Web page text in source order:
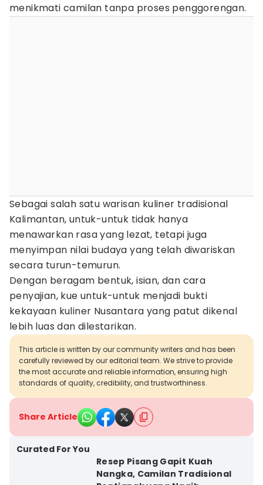
menikmati camilan tanpa proses penggorengan.
Sebagai salah satu warisan kuliner tradisional
Kalimantan, untuk-untuk tidak hanya
menawarkan rasa yang lezat, tetapi juga
menyimpan nilai budaya yang telah diwariskan
secara turun-temurun.
Dengan beragam bentuk, isian, dan cara
penyajian, kue untuk-untuk menjadi bukti
kekayaan kuliner Nusantara yang patut dikenal
lebih luas dan dilestarikan.
This article is written by our community writers and has been
carefully reviewed by our editorial team. We strive to provide
the most accurate and reliable information, ensuring high
standards of quality, credibility, and trustworthiness.
Share Article
Curated For You
Resep Pisang Gapit Kuah
Nangka, Camilan Tradisional